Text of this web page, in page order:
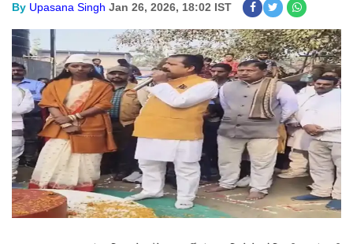
By Upasana Singh Jan 26, 2026, 18:02 IST